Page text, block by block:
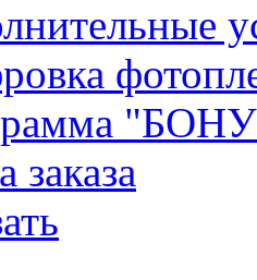
заказа